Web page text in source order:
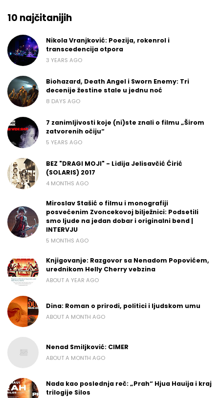
10 najčitanijih
Nikola Vranjković: Poezija, rokenrol i
transcedencija otpora
3 YEARS AGO
Biohazard, Death Angel i Sworn Enemy: Tri
decenije žestine stale u jednu noć
8 DAYS AGO
7 zanimljivosti koje (ni)ste znali o filmu „Širom
zatvorenih očiju“
5 YEARS AGO
BEZ "DRAGI MOJI" - Lidija Jelisavčić Ćirić
(SOLARIS) 2017
4 MONTHS AGO
Miroslav Stašić o filmu i monografiji
posvećenim Zvoncekovoj bilježnici: Podsetili
smo ljude na jedan dobar i originalni bend |
INTERVJU
5 MONTHS AGO
Knjigovanje: Razgovor sa Nenadom Popovićem,
urednikom Helly Cherry vebzina
ABOUT A YEAR AGO
Dina: Roman o prirodi, politici i ljudskom umu
ABOUT A MONTH AGO
Nenad Smiljković: CIMER
ABOUT A MONTH AGO
Nada kao poslednja reč: „Prah“ Hjua Hauija i kraj
trilogije Silos